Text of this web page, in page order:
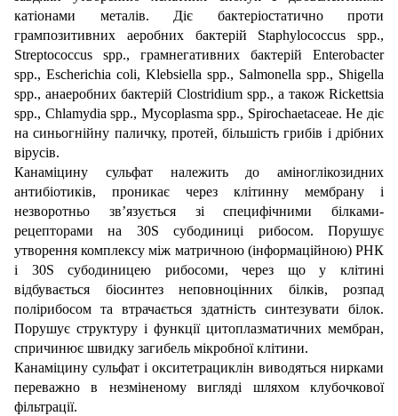
катіонами металів. Діє бактеріостатично проти
грампозитивних аеробних бактерій Staphylococcus spp.,
Streptococcus spp., грамнегативних бактерій Enterobacter
spp., Escherichia coli, Klebsiella spp., Salmonella spp., Shigella
spp., анаеробних бактерій Clostridium spp., а також Rickettsia
spp., Chlamydia spp., Mycoplasma spp., Spirochaetaceae. Не діє
на синьогнійну паличку, протей, більшість грибів і дрібних
вірусів.
Канаміцину сульфат належить до аміноглікозидних
антибіотиків, проникає через клітинну мембрану і
незворотньо зв’язується зі специфічними білками-
рецепторами на 30S субодиниці рибосом. Порушує
утворення комплексу між матричною (інформаційною) РНК
і 30S субодиницею рибосоми, через що у клітині
відбувається біосинтез неповноцінних білків, розпад
полірибосом та втрачається здатність синтезувати білок.
Порушує структуру і функції цитоплазматичних мембран,
спричинює швидку загибель мікробної клітини.
Канаміцину сульфат і окситетрациклін виводяться нирками
переважно в незміненому вигляді шляхом клубочкової
фільтрації.